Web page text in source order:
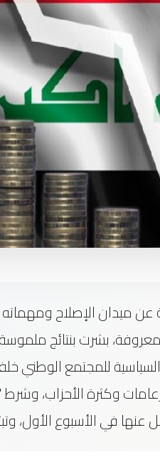
عن ميدان الإصلاح
معروفة، بشرت بنتائج
للمجتمع الوطني
وكثرة الأحزاب،
في الأسبوع الأول،